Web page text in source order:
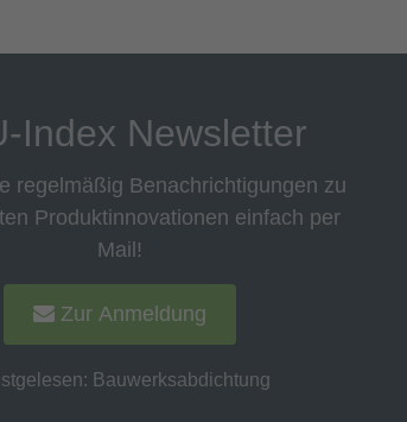
Index Newsletter
regelmäßig Benachrichtigungen zu
Produktinnovationen einfach per
Mail!
Zur Anmeldung
Bauwerksabdichtung